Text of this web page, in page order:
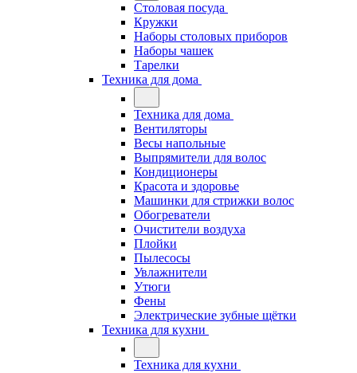
Столовая посуда
Кружки
Наборы столовых приборов
Наборы чашек
Тарелки
Техника для дома
Техника для дома
Вентиляторы
Весы напольные
Выпрямители для волос
Кондиционеры
Красота и здоровье
Машинки для стрижки волос
Обогреватели
Очистители воздуха
Плойки
Пылесосы
Увлажнители
Утюги
Фены
Электрические зубные щётки
Техника для кухни
Техника для кухни